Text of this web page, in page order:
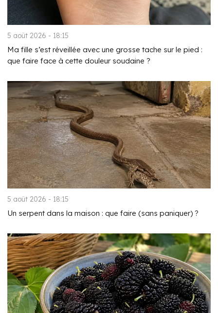
5 août 2026 - 18:15
Ma fille s’est réveillée avec une grosse tache sur le pied :
que faire face à cette douleur soudaine ?
5 août 2026 - 18:15
Un serpent dans la maison : que faire (sans paniquer) ?